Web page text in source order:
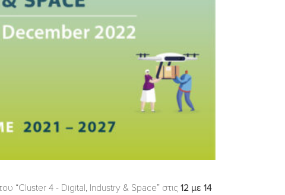
“Cluster 4 - Digital, Industry & Space” στις 12 με 14